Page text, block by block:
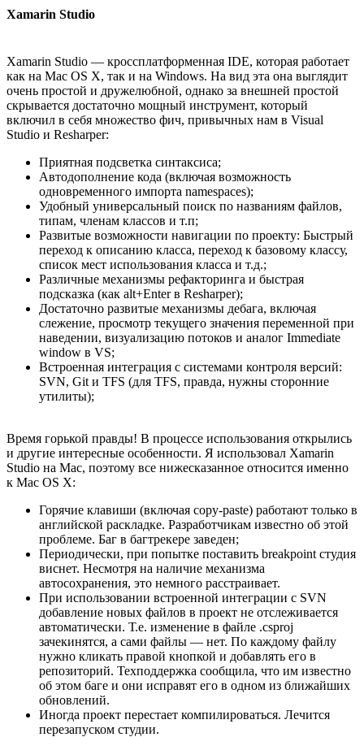
Xamarin Studio
Xamarin Studio — кроссплатформенная IDE, которая работает
как на Mac OS X, так и на Windows. На вид эта она выглядит
очень простой и дружелюбной, однако за внешней простой
скрывается достаточно мощный инструмент, который
включил в себя множество фич, привычных нам в Visual
Studio и Resharper:
Приятная подсветка синтаксиса;
Автодополнение кода (включая возможность
одновременного импорта namespaces);
Удобный универсальный поиск по названиям файлов,
типам, членам классов и т.п;
Развитые возможности навигации по проекту: Быстрый
переход к описанию класса, переход к базовому классу,
список мест использования класса и т.д.;
Различные механизмы рефакторинга и быстрая
подсказка (как alt+Enter в Resharper);
Достаточно развитые механизмы дебага, включая
слежение, просмотр текущего значения переменной при
наведении, визуализацию потоков и аналог Immediate
window в VS;
Встроенная интеграция с системами контроля версий:
SVN, Git и TFS (для TFS, правда, нужны сторонние
утилиты);
Время горькой правды! В процессе использования открылись
и другие интересные особенности. Я использовал Xamarin
Studio на Mac, поэтому все нижесказанное относится именно
к Mac OS X:
Горячие клавиши (включая copy-paste) работают только в
английской раскладке. Разработчикам известно об этой
проблеме. Баг в багтрекере заведен;
Периодически, при попытке поставить breakpoint студия
виснет. Несмотря на наличие механизма
автосохранения, это немного расстраивает.
При использовании встроенной интеграции с SVN
добавление новых файлов в проект не отслеживается
автоматически. Т.е. изменение в файле .csproj
зачекинятся, а сами файлы — нет. По каждому файлу
нужно кликать правой кнопкой и добавлять его в
репозиторий. Техподдержка сообщила, что им известно
об этом баге и они исправят его в одном из ближайших
обновлений.
Иногда проект перестает компилироваться. Лечится
перезапуском студии.